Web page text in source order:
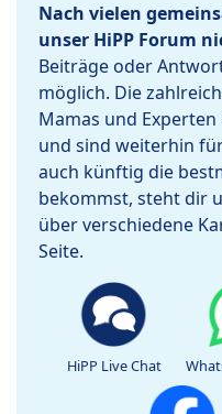
Nach vielen
unser HiPP Forum
Beiträge oder
möglich. Die
Mamas und
und sind weiterhin
auch künftig die
bekommst, steht dir
über verschiedene
Seite.
HiPP Live Chat